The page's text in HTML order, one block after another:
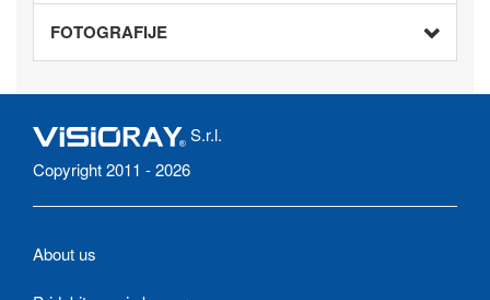
FOTOGRAFIJE
S.r.l.
Copyright 2011 - 2026
About us